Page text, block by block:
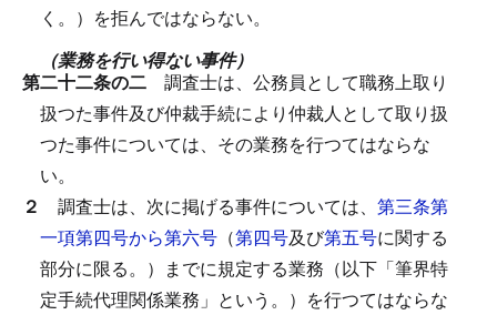
く。）を拒んではならない。
（業務を行い得ない事件）
第二十二条の二 調査士は、公務員として職務上取り
扱つた事件及び仲裁手続により仲裁人として取り扱
つた事件については、その業務を行つてはならな
い。
２ 調査士は、次に掲げる事件については、 第三条第
一項第四号から第六号 （第四号及び第五号に関する
部分に限る。）までに規定する業務（以下「筆界特
定手続代理関係業務」という。）を行つてはならな